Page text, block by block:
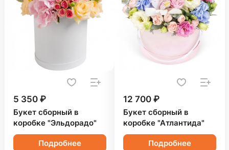
5 350 ₽
Букет сборный в
коробке "Эльдорадо"
Подробнее
12 700 ₽
Букет сборный в
коробке "Атлантида"
Подробнее